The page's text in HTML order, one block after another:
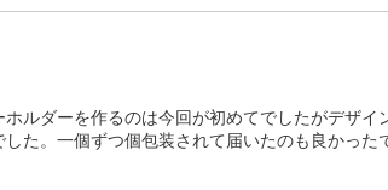
ルダーを作るのは今回が初めてでしたがデザ
た。一個ずつ個包装されて届いたのも良かっ